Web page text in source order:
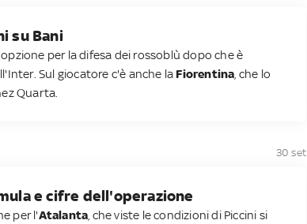
su Bani
per la difesa dei rossoblù dopo che è
Sul giocatore c'è anche la Fiorentina , che lo
Quarta.
30 set
e cifre dell'operazione
per l'Atalanta , che viste le condizioni di Piccini si